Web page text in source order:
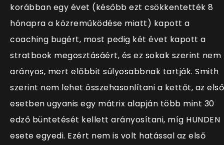
korábban egy évet (később ezt csökkentették 8
hónapra a közreműködése miatt) kapott a
coaching bugért, most pedig két évet kapott a
stratbook megosztásáért, és ez sokak szerint nem
arányos, mert előbbit súlyosabbnak tartják. Smith
szerint nem lehet összehasonlítani a kettőt, az első
esetben ugyanis egy mátrix alapján több mint 30
edző büntetését kellett arányosítani, míg HUNDEN
esete egyedi. Ezért nem is volt hatással az első